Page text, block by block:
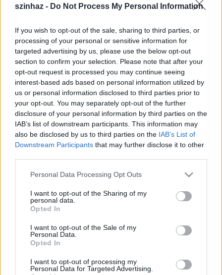
szinhaz - Do Not Process My Personal Information
If you wish to opt-out of the sale, sharing to third parties, or
processing of your personal or sensitive information for
targeted advertising by us, please use the below opt-out
section to confirm your selection. Please note that after your
opt-out request is processed you may continue seeing
interest-based ads based on personal information utilized by
us or personal information disclosed to third parties prior to
your opt-out. You may separately opt-out of the further
disclosure of your personal information by third parties on the
IAB’s list of downstream participants. This information may
also be disclosed by us to third parties on the IAB’s List of
Downstream Participants that may further disclose it to other
Please note that this website/app uses one or more Google
not limited to your visit or usage behaviour. You may click to
grant or deny consent to Google and its third-party tags to
use your data for below specified purposes in below Google
consent section.
Personal Data Processing Opt Outs
I want to opt-out of the Sharing of my
personal data.
Opted In
I want to opt-out of the Sale of my
Personal Data.
Opted In
I want to opt-out of processing my
Personal Data for Targeted Advertising.
Háry János (fotó: Kelemen Zoltán Gergely, MTI)
Az idei hét előadásra a tervek szerint – a bécsi
operaház mintájára – álló karzatot is építenek,
amelyre negyven-negyven állóhelyet még
kedvezményes áron értékesítenek majd.
A fesztivál legutóbbi bemutatóját, Kodály Zoltán
Háry Jánoscímű daljátékát is telt ház előtt játszották,
Napóleon szerepében
előadás művészi megítélése a recenziók alapján
kedvező volt, a szereposztás pedig a musicalekkel
vetekedő érdeklődést hozott – fogalmazott az
példátlan médiamegjelenést eredményezett a